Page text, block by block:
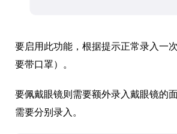
要启用此功能，根据提示正常录入一
要带口罩）。
要佩戴眼镜则需要额外录入戴眼镜的
需要分别录入。